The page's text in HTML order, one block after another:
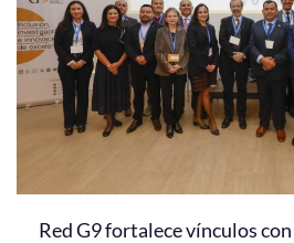
Red G9 fortalece vínculos